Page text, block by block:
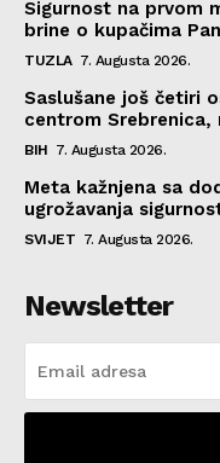
Sigurnost na prvom
brine o kupačima
TUZLA 7. Augusta 2026.
Saslušane još četiri
centrom Srebrenica,
BIH 7. Augusta 2026.
Meta kažnjena sa
ugrožavanja
SVIJET 7. Augusta 2026.
Newsletter